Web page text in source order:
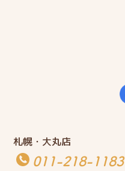
札幌・大丸店
011-218-1183